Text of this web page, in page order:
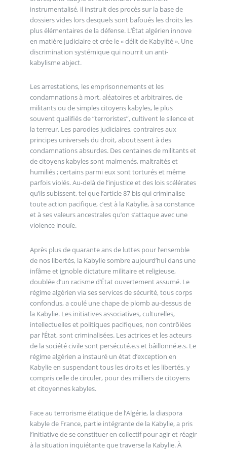
instrumentalisé, il instruit des procès sur la base de
dossiers vides lors desquels sont bafoués les droits les
plus élémentaires de la défense. L’État algérien innove
en matière judiciaire et crée le « délit de Kabylité ». Une
discrimination systémique qui nourrit un anti-
kabylisme abject.
Les arrestations, les emprisonnements et les
condamnations à mort, aléatoires et arbitraires, de
militants ou de simples citoyens kabyles, le plus
souvent qualifiés de “terroristes”, cultivent le silence et
la terreur. Les parodies judiciaires, contraires aux
principes universels du droit, aboutissent à des
condamnations absurdes. Des centaines de militants et
de citoyens kabyles sont malmenés, maltraités et
humiliés ; certains parmi eux sont torturés et même
parfois violés. Au-delà de l’injustice et des lois scélérates
qu’ils subissent, tel que l’article 87 bis qui criminalise
toute action pacifique, c’est à la Kabylie, à sa constance
et à ses valeurs ancestrales qu’on s’attaque avec une
violence inouïe.
Après plus de quarante ans de luttes pour l’ensemble
de nos libertés, la Kabylie sombre aujourd’hui dans une
infâme et ignoble dictature militaire et religieuse,
doublée d’un racisme d’État ouvertement assumé. Le
régime algérien via ses services de sécurité, tous corps
confondus, a coulé une chape de plomb au-dessus de
la Kabylie. Les initiatives associatives, culturelles,
intellectuelles et politiques pacifiques, non contrôlées
par l’État, sont criminalisées. Les actrices et les acteurs
de la société civile sont persécuté.e.s et bâillonné.e.s. Le
régime algérien a instauré un état d’exception en
Kabylie en suspendant tous les droits et les libertés, y
compris celle de circuler, pour des milliers de citoyens
et citoyennes kabyles.
Face au terrorisme étatique de l’Algérie, la diaspora
kabyle de France, partie intégrante de la Kabylie, a pris
l’initiative de se constituer en collectif pour agir et réagir
à la situation inquiétante que traverse la Kabylie. À